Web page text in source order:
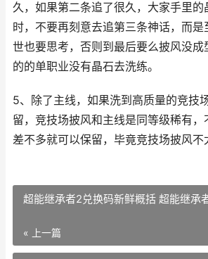
久，如果第二条追了很久，大家手里的
时，不要再刻意去追第三条神话，而
世也要思考，否则到最后要么披风没成
的的单职业没有晶石去洗练。
5、除了主线，如果洗到高质量的竞技
留，竞技场披风和主线是同等级稀有，
差不多就可以保留，毕竟竞技场披风不
超能继承者2兑换码新鲜概括 超能继承
« 上一篇